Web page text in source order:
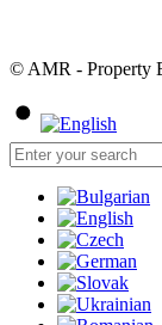
© AMR - Property